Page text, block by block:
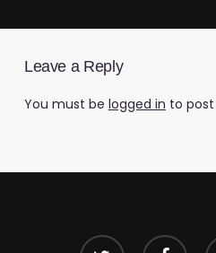
Leave a Reply
You must be logged in to
twitter facebook